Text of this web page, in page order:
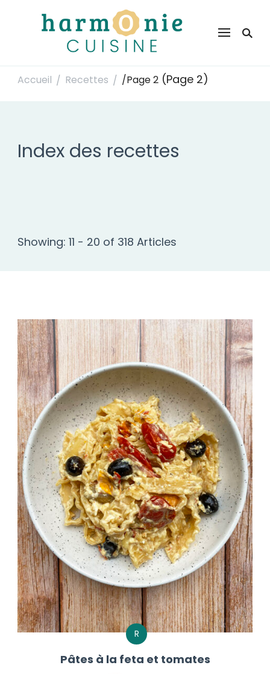
Harmonie Cuisine
Accueil / Recettes / /Page 2 (Page 2)
Index des recettes
Showing: 11 - 20 of 318 Articles
R
Pâtes à la feta et tomates